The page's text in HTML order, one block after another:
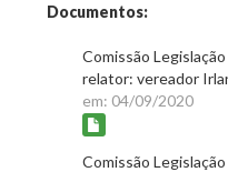
Documentos:
Comissão
relator: vereador
em: 04/09/2020
Comissão